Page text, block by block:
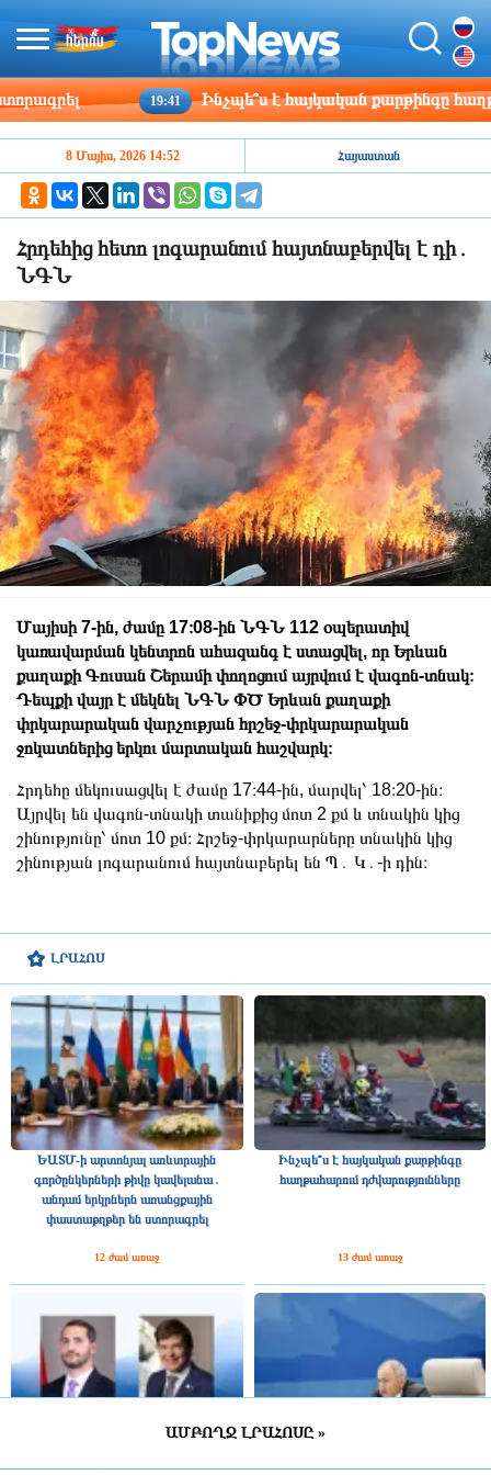
19:41 Ինչպե՞ս է հայկական քարթինգը
ԼՐԱՀՈՍ
ԵԱՏՄ-ի արտոնյալ առևտրային
գործընկերների թիվը կավելանա․
անդամ երկրներն առանցքային
փաստաթղթեր են ստորագրել
12 ժամ առաջ
Ինչպե՞ս է հայկական քարթինգը
հաղթահարում դժվարությունները
13 ժամ առաջ
ԱՄԲՈՂՋ ԼՐԱՀՈՍԸ »
8 Մայիս, 2026 14:52 Հայաստան
Հրդեհից հետո լոգարանում հայտնաբերվել է դի․
ՆԳՆ
Մայիսի 7-ին, ժամը 17։08-ին ՆԳՆ 112 օպերատիվ
կառավարման կենտրոն ահազանգ է ստացվել, որ Երևան
քաղաքի Գուսան Շերամի փողոցում այրվում է վագոն-տնակ։
Դեպքի վայր է մեկնել ՆԳՆ ՓԾ Երևան քաղաքի
փրկարարական վարչության հրշեջ-փրկարարական
ջոկատներից երկու մարտական հաշվարկ։
Հրդեհը մեկուսացվել է ժամը 17։44-ին, մարվել՝ 18։20-ին։
Այրվել են վագոն-տնակի տանիքից մոտ 2 քմ և տնակին կից
շինությունը՝ մոտ 10 քմ։ Հրշեջ-փրկարարները տնակին կից
շինության լոգարանում հայտնաբերել են Պ․ Կ․-ի դին։